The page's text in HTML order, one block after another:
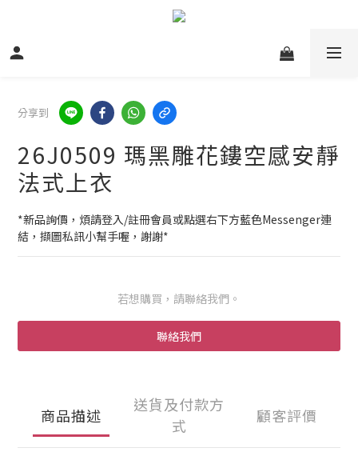
分享到
26J0509 瑪黑雕花鏤空感安靜
法式上衣
*新品詢價，煩請登入/註冊會員或點選右下方藍色Messenger連
結，擷圖私訊小幫手喔，謝謝*
若想購買，請聯絡我們。
聯絡我們
商品描述
送貨及付款方
式
顧客評價